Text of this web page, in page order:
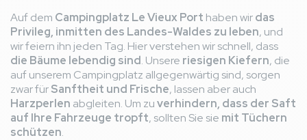
Auf dem Campingplatz Le Vieux Port haben wirdas
Privileg, inmitten des Landes-Waldes zu leben, und
wir feiern ihn jeden Tag. Hier verstehen wir schnell, dass
die Bäume lebendig sind. Unsere riesigen Kiefern, die
auf unserem Campingplatz allgegenwärtig sind, sorgen
zwar fürSanftheit und Frische, lassen aber auch
Harzperlen abgleiten. Um zuverhindern, dass der Saft
auf Ihre Fahrzeuge tropft, sollten Sie sie mit Tüchern
schützen.